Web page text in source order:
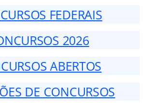
FEDERAIS
2026
ABERTOS
DE CONCURSOS